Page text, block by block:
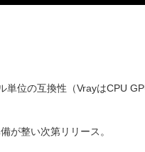
単位の互換性（VrayはCPU
が整い次第リリース。